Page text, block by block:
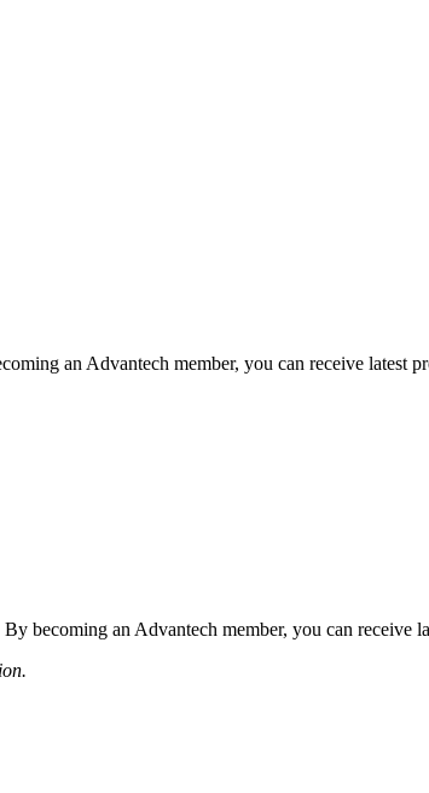
an Advantech member, you can receive latest
becoming an Advantech member, you can receive